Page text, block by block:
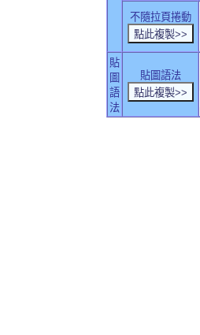
不隨拉頁捲動
貼
圖
語
法
貼圖語法